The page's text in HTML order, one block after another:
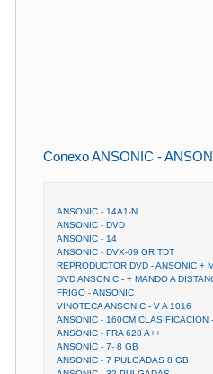
Conexo ANSONIC -
ANSONIC - 14A1-N
ANSONIC - DVD
ANSONIC - 14
ANSONIC - DVX-09 GR TDT
REPRODUCTOR DVD - ANSONIC +
DVD ANSONIC - + MANDO A
FRIGO - ANSONIC
VINOTECA ANSONIC - V A 1016
ANSONIC - 160CM CLASIFICACION
ANSONIC - FRA 628 A++
ANSONIC - 7- 8 GB
ANSONIC - 7 PULGADAS 8 GB